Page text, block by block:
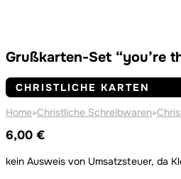
Grußkarten-Set “you’re
CHRISTLICHE KARTEN
Home»Christliche Schreibwaren»
6,00 €
kein Ausweis von Umsatzsteuer, da